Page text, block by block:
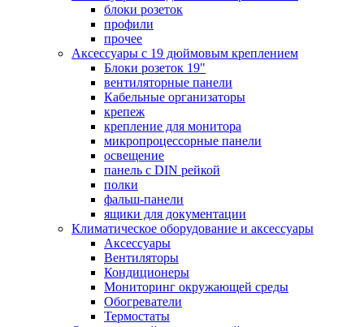
блоки розеток
профили
прочее
Аксессуары с 19 дюймовым креплением
Блоки розеток 19"
вентиляторные панели
Кабельные организаторы
крепеж
крепление для монитора
микропроцессорные панели
освещение
панель с DIN рейкой
полки
фальш-панели
ящики для документации
Климатическое оборудование и аксессуары
Аксессуары
Вентиляторы
Кондиционеры
Мониторинг окружающей среды
Обогреватели
Термостаты